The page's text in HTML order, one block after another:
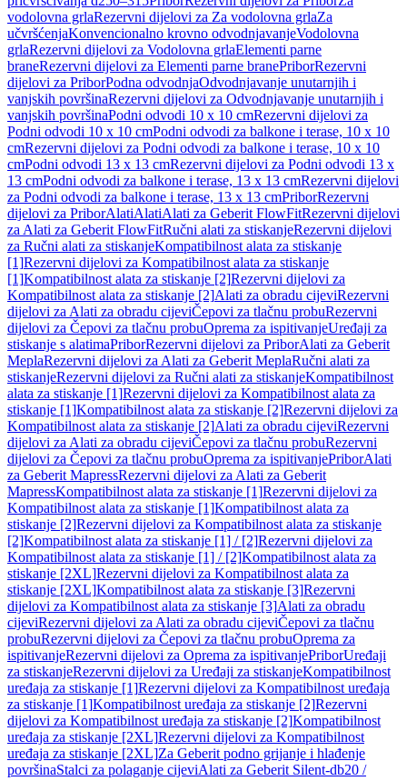
vodolovna grlaRezervni dijelovi za Za vodolovna grlaZa
učvršćenjaKonvencionalno krovno odvodnjavanjeVodolovna
grlaRezervni dijelovi za Vodolovna grlaElementi parne
braneRezervni dijelovi za Elementi parne branePriborRezervni
dijelovi za PriborPodna odvodnjaOdvodnjavanje unutarnjih i
vanjskih površinaRezervni dijelovi za Odvodnjavanje unutarnjih i
vanjskih površinaPodni odvodi 10 x 10 cmRezervni dijelovi za
Podni odvodi 10 x 10 cmPodni odvodi za balkone i terase, 10 x 10
cmRezervni dijelovi za Podni odvodi za balkone i terase, 10 x 10
cmPodni odvodi 13 x 13 cmRezervni dijelovi za Podni odvodi 13 x
13 cmPodni odvodi za balkone i terase, 13 x 13 cmRezervni dijelovi
za Podni odvodi za balkone i terase, 13 x 13 cmPriborRezervni
dijelovi za PriborAlatiAlatiAlati za Geberit FlowFitRezervni dijelovi
za Alati za Geberit FlowFitRučni alati za stiskanjeRezervni dijelovi
za Ručni alati za stiskanjeKompatibilnost alata za stiskanje
[1]Rezervni dijelovi za Kompatibilnost alata za stiskanje
[1]Kompatibilnost alata za stiskanje [2]Rezervni dijelovi za
Kompatibilnost alata za stiskanje [2]Alati za obradu cijeviRezervni
dijelovi za Alati za obradu cijeviČepovi za tlačnu probuRezervni
dijelovi za Čepovi za tlačnu probuOprema za ispitivanjeUređaji za
stiskanje s alatimaPriborRezervni dijelovi za PriborAlati za Geberit
MeplaRezervni dijelovi za Alati za Geberit MeplaRučni alati za
stiskanjeRezervni dijelovi za Ručni alati za stiskanjeKompatibilnost
alata za stiskanje [1]Rezervni dijelovi za Kompatibilnost alata za
stiskanje [1]Kompatibilnost alata za stiskanje [2]Rezervni dijelovi za
Kompatibilnost alata za stiskanje [2]Alati za obradu cijeviRezervni
dijelovi za Alati za obradu cijeviČepovi za tlačnu probuRezervni
dijelovi za Čepovi za tlačnu probuOprema za ispitivanjePriborAlati
za Geberit MapressRezervni dijelovi za Alati za Geberit
MapressKompatibilnost alata za stiskanje [1]Rezervni dijelovi za
Kompatibilnost alata za stiskanje [1]Kompatibilnost alata za
stiskanje [2]Rezervni dijelovi za Kompatibilnost alata za stiskanje
[2]Kompatibilnost alata za stiskanje [1] / [2]Rezervni dijelovi za
Kompatibilnost alata za stiskanje [1] / [2]Kompatibilnost alata za
stiskanje [2XL]Rezervni dijelovi za Kompatibilnost alata za
stiskanje [2XL]Kompatibilnost alata za stiskanje [3]Rezervni
dijelovi za Kompatibilnost alata za stiskanje [3]Alati za obradu
cijeviRezervni dijelovi za Alati za obradu cijeviČepovi za tlačnu
probuRezervni dijelovi za Čepovi za tlačnu probuOprema za
ispitivanjeRezervni dijelovi za Oprema za ispitivanjePriborUređaji
za stiskanjeRezervni dijelovi za Uređaji za stiskanjeKompatibilnost
uređaja za stiskanje [1]Rezervni dijelovi za Kompatibilnost uređaja
za stiskanje [1]Kompatibilnost uređaja za stiskanje [2]Rezervni
dijelovi za Kompatibilnost uređaja za stiskanje [2]Kompatibilnost
uređaja za stiskanje [2XL]Rezervni dijelovi za Kompatibilnost
uređaja za stiskanje [2XL]Za Geberit podno grijanje i hlađenje
površinaStalci za polaganje cijeviAlati za Geberit Silent-db20 /